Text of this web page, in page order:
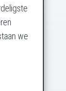
we